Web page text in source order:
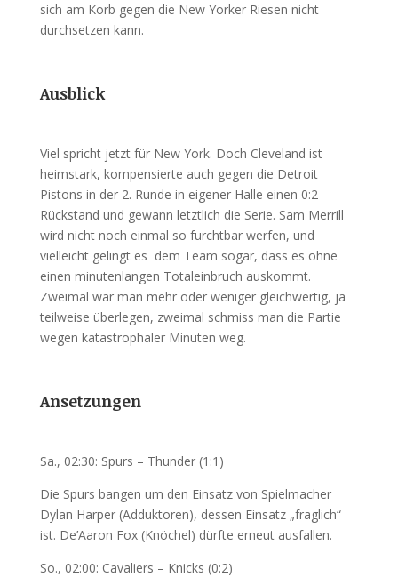
sich am Korb gegen die New Yorker Riesen nicht
durchsetzen kann.
Ausblick
Viel spricht jetzt für New York. Doch Cleveland ist
heimstark, kompensierte auch gegen die Detroit
Pistons in der 2. Runde in eigener Halle einen 0:2-
Rückstand und gewann letztlich die Serie. Sam Merrill
wird nicht noch einmal so furchtbar werfen, und
vielleicht gelingt es dem Team sogar, dass es ohne
einen minutenlangen Totaleinbruch auskommt.
Zweimal war man mehr oder weniger gleichwertig, ja
teilweise überlegen, zweimal schmiss man die Partie
wegen katastrophaler Minuten weg.
Ansetzungen
Sa., 02:30: Spurs – Thunder (1:1)
Die Spurs bangen um den Einsatz von Spielmacher
Dylan Harper (Adduktoren), dessen Einsatz „fraglich“
ist. De’Aaron Fox (Knöchel) dürfte erneut ausfallen.
So., 02:00: Cavaliers – Knicks (0:2)